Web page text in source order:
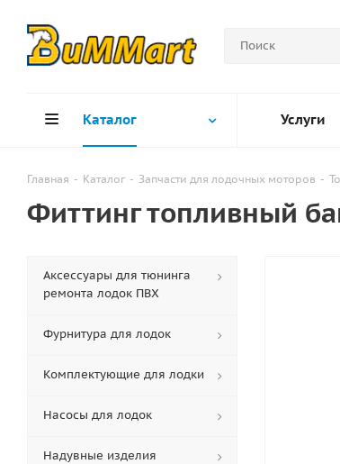
Каталог Услуги
Главная - Каталог - Запчасти для лодочных моторов -
Фиттинг топливный
Аксессуары для тюнинга
ремонта лодок ПВХ
Фурнитура для лодок
Комплектующие для лодки
Насосы для лодок
Надувные изделия